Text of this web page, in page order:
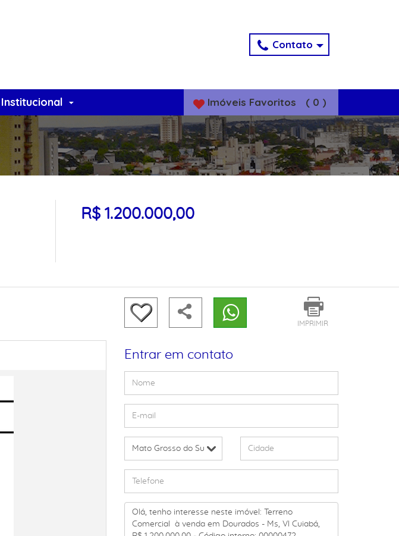
Contato
Institucional Imóveis Favoritos ( 0 )
R$ 1.200.000,00
IMPRIMIR
Entrar em contato